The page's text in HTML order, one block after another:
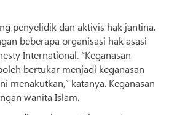
penyelidik dan aktivis hak jantina.
beberapa organisasi hak asasi
International. “Keganasan
bertukar menjadi keganasan
menakutkan,” katanya. Keganasan
wanita Islam.